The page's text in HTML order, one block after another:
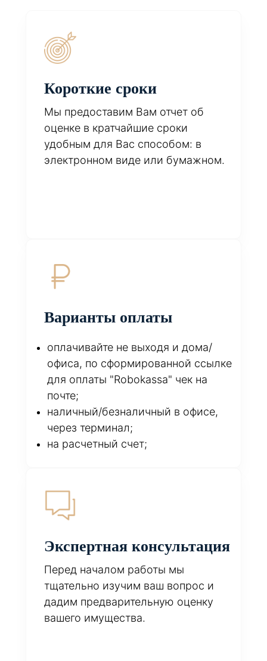
Короткие сроки
Мы предоставим Вам отчет об
оценке в кратчайшие сроки
удобным для Вас способом: в
электронном виде или бумажном.
Варианты оплаты
оплачивайте не выходя и дома/
офиса, по сформированной ссылке
для оплаты "Robokassa" чек на
почте;
наличный/безналичный в офисе,
через терминал;
на расчетный счет;
Экспертная консультация
Перед началом работы мы
тщательно изучим ваш вопрос и
дадим предварительную оценку
вашего имущества.